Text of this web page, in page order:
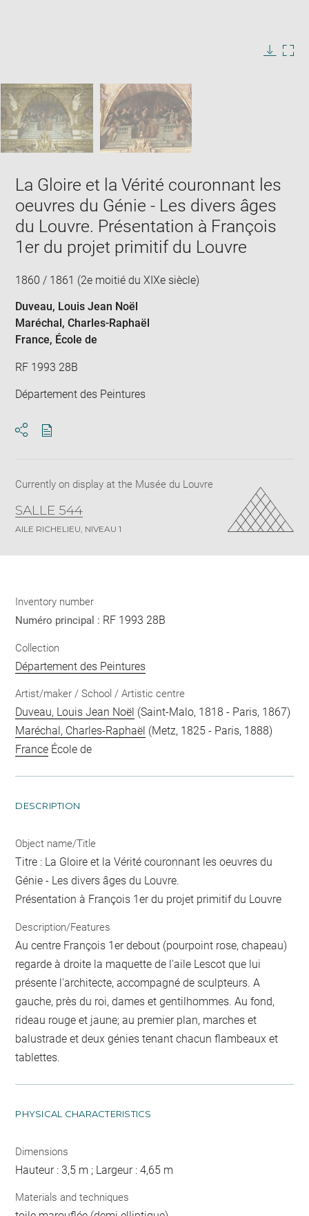
SKIP IMAGE CAROUSEL
La Gloire et la Vérité couronnant les
oeuvres du Génie - Les divers âges
du Louvre. Présentation à François
1er du projet primitif du Louvre
1860 / 1861 (2e moitié du XIXe siècle)
Duveau, Louis Jean Noël
Maréchal, Charles-Raphaël
France, École de
RF 1993 28B
Département des Peintures
Currently on display at the Musée du Louvre
SALLE 544
AILE RICHELIEU, NIVEAU 1
Inventory number
Numéro principal : RF 1993 28B
Collection
Département des Peintures
Artist/maker / School / Artistic centre
Duveau, Louis Jean Noël (Saint-Malo, 1818 - Paris, 1867)
Maréchal, Charles-Raphaël (Metz, 1825 - Paris, 1888)
France École de
DESCRIPTION
Object name/Title
Titre : La Gloire et la Vérité couronnant les oeuvres du
Génie - Les divers âges du Louvre.
Présentation à François 1er du projet primitif du Louvre
Description/Features
Au centre François 1er debout (pourpoint rose, chapeau)
regarde à droite la maquette de l'aile Lescot que lui
présente l'architecte, accompagné de sculpteurs. A
gauche, près du roi, dames et gentilhommes. Au fond,
rideau rouge et jaune; au premier plan, marches et
balustrade et deux génies tenant chacun flambeaux et
tablettes.
PHYSICAL CHARACTERISTICS
Dimensions
Hauteur : 3,5 m ; Largeur : 4,65 m
Materials and techniques